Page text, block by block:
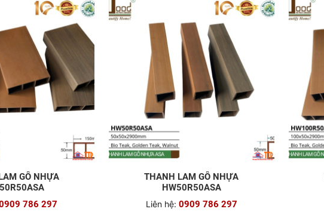
GỖ NHỰA
786 297
THANH LAM GỖ NHỰA
HW50R50ASA
Liên hệ: 0909 786 297